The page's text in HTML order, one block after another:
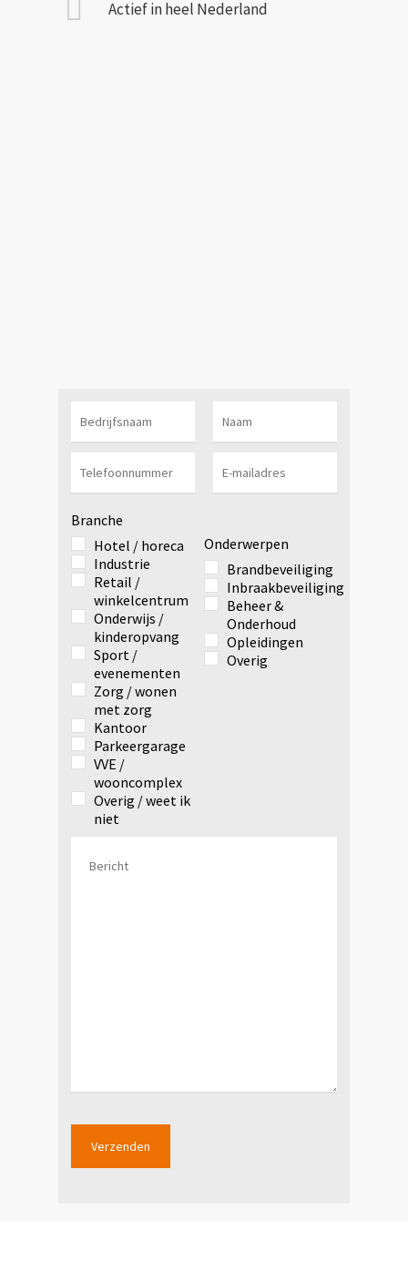
Actief in heel Nederland
Branche
Hotel / horeca
Industrie
Retail /
winkelcentrum
Onderwijs /
kinderopvang
Sport /
evenementen
Zorg / wonen
met zorg
Kantoor
Parkeergarage
VVE /
wooncomplex
Overig / weet ik
niet
Onderwerpen
Brandbeveiliging
Inbraakbeveiliging
Beheer &
Onderhoud
Opleidingen
Overig